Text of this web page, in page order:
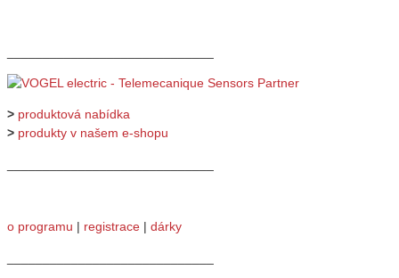
> produktová nabídka
> produkty v našem e-shopu
o programu | registrace | dárky